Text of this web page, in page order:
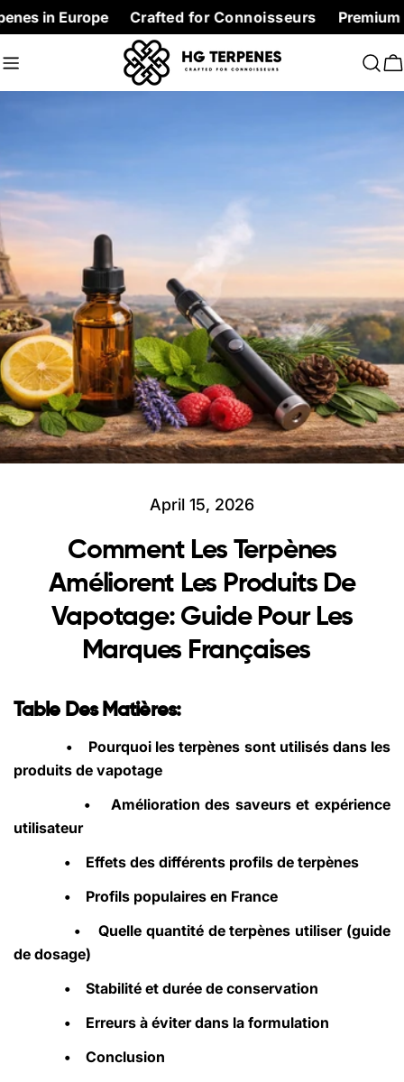
Skip
to
content
Crafted for Connoisseurs Premium
April 15, 2026
Comment Les Terpènes
Améliorent Les Produits De
Vapotage: Guide Pour Les
Marques Françaises
Table Des Matières:
•
Pourquoi les terpènes sont utilisés dans les
produits de vapotage
•
Amélioration des saveurs et expérience
utilisateur
•
Effets des différents profils de terpènes
•
Profils populaires en France
•
Quelle quantité de terpènes utiliser (guide
de dosage)
•
Stabilité et durée de conservation
•
Erreurs à éviter dans la formulation
•
Conclusion